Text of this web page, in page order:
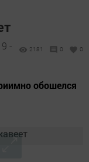
-
2181 0 0
обошелся